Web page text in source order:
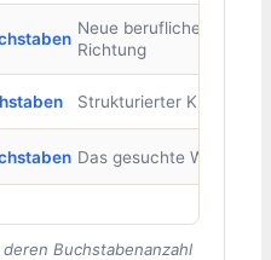
Neue berufliche
Richtung
Strukturierter Kurs
Das gesuchte Wort
Buchstabenanzahl